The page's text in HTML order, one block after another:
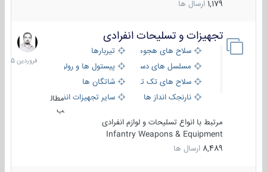
1,179 ارسال ها
تجهیزات و تسلیحات انفرادی
سلاح های هجومی
تیربارها
مسلسل های دستی
پیستول ها و رولورها
سلاح های تک تیر اندازیشاتگان ها
نارنجک انداز ها
سایر تجهیزات انفرادی
مطال
ب
مرتبط با انواع تسلیحات و لوازم انفرادی
Infantry Weapons & Equipment
8,489 ارسال ها
17
فروردین
1405